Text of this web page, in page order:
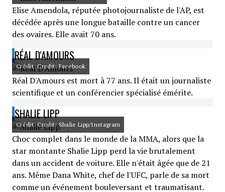
Elise Amendola, réputée photojournaliste de l'AP, est
décédée après une longue bataille contre un cancer
des ovaires. Elle avait 70 ans.
RÉAL D'AMOURS
Crédit: Credit: Facebook
Réal D'Amours est mort à 77 ans. Il était un journaliste
scientifique et un conférencier spécialisé émérite.
SHALIE LIPP
Crédit: Credit: Shalie Lipp/Instagram
Choc complet dans le monde de la MMA, alors que la
star montante Shalie Lipp perd la vie brutalement
dans un accident de voiture. Elle n'était âgée que de 21
ans. Même Dana White, chef de l'UFC, parle de sa mort
comme un événement bouleversant et traumatisant.